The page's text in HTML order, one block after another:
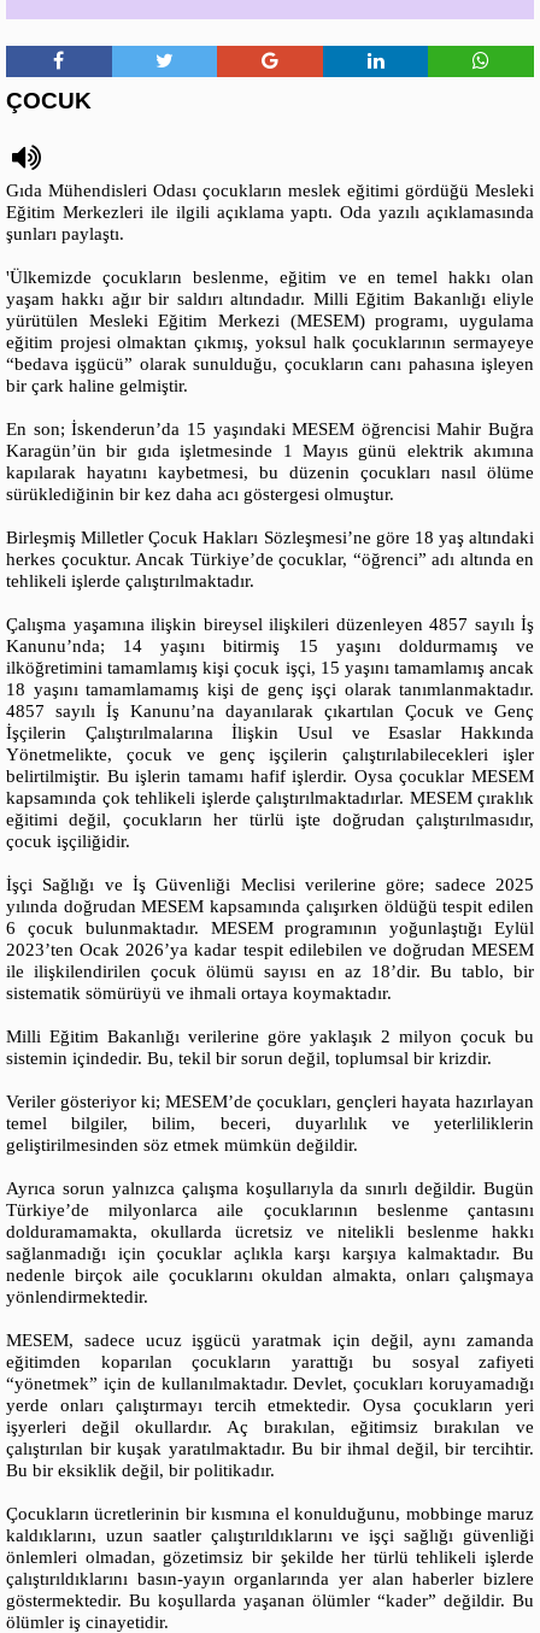
ÇOCUK
Gıda Mühendisleri Odası çocukların meslek eğitimi gördüğü Mesleki
Eğitim Merkezleri ile ilgili açıklama yaptı. Oda yazılı açıklamasında
şunları paylaştı.
'Ülkemizde çocukların beslenme, eğitim ve en temel hakkı olan
yaşam hakkı ağır bir saldırı altındadır. Milli Eğitim Bakanlığı eliyle
yürütülen Mesleki Eğitim Merkezi (MESEM) programı, uygulama
eğitim projesi olmaktan çıkmış, yoksul halk çocuklarının sermayeye
“bedava işgücü” olarak sunulduğu, çocukların canı pahasına işleyen
bir çark haline gelmiştir.
En son; İskenderun’da 15 yaşındaki MESEM öğrencisi Mahir Buğra
Karagün’ün bir gıda işletmesinde 1 Mayıs günü elektrik akımına
kapılarak hayatını kaybetmesi, bu düzenin çocukları nasıl ölüme
sürüklediğinin bir kez daha acı göstergesi olmuştur.
Birleşmiş Milletler Çocuk Hakları Sözleşmesi’ne göre 18 yaş altındaki
herkes çocuktur. Ancak Türkiye’de çocuklar, “öğrenci” adı altında en
tehlikeli işlerde çalıştırılmaktadır.
Çalışma yaşamına ilişkin bireysel ilişkileri düzenleyen 4857 sayılı İş
Kanunu’nda; 14 yaşını bitirmiş 15 yaşını doldurmamış ve
ilköğretimini tamamlamış kişi çocuk işçi, 15 yaşını tamamlamış ancak
18 yaşını tamamlamamış kişi de genç işçi olarak tanımlanmaktadır.
4857 sayılı İş Kanunu’na dayanılarak çıkartılan Çocuk ve Genç
İşçilerin Çalıştırılmalarına İlişkin Usul ve Esaslar Hakkında
Yönetmelikte, çocuk ve genç işçilerin çalıştırılabilecekleri işler
belirtilmiştir. Bu işlerin tamamı hafif işlerdir. Oysa çocuklar MESEM
kapsamında çok tehlikeli işlerde çalıştırılmaktadırlar. MESEM çıraklık
eğitimi değil, çocukların her türlü işte doğrudan çalıştırılmasıdır,
çocuk işçiliğidir.
İşçi Sağlığı ve İş Güvenliği Meclisi verilerine göre; sadece 2025
yılında doğrudan MESEM kapsamında çalışırken öldüğü tespit edilen
6 çocuk bulunmaktadır. MESEM programının yoğunlaştığı Eylül
2023’ten Ocak 2026’ya kadar tespit edilebilen ve doğrudan MESEM
ile ilişkilendirilen çocuk ölümü sayısı en az 18’dir. Bu tablo, bir
sistematik sömürüyü ve ihmali ortaya koymaktadır.
Milli Eğitim Bakanlığı verilerine göre yaklaşık 2 milyon çocuk bu
sistemin içindedir. Bu, tekil bir sorun değil, toplumsal bir krizdir.
Veriler gösteriyor ki; MESEM’de çocukları, gençleri hayata hazırlayan
temel bilgiler, bilim, beceri, duyarlılık ve yeterliliklerin
geliştirilmesinden söz etmek mümkün değildir.
Ayrıca sorun yalnızca çalışma koşullarıyla da sınırlı değildir. Bugün
Türkiye’de milyonlarca aile çocuklarının beslenme çantasını
dolduramamakta, okullarda ücretsiz ve nitelikli beslenme hakkı
sağlanmadığı için çocuklar açlıkla karşı karşıya kalmaktadır. Bu
nedenle birçok aile çocuklarını okuldan almakta, onları çalışmaya
yönlendirmektedir.
MESEM, sadece ucuz işgücü yaratmak için değil, aynı zamanda
eğitimden koparılan çocukların yarattığı bu sosyal zafiyeti
“yönetmek” için de kullanılmaktadır. Devlet, çocukları koruyamadığı
yerde onları çalıştırmayı tercih etmektedir. Oysa çocukların yeri
işyerleri değil okullardır. Aç bırakılan, eğitimsiz bırakılan ve
çalıştırılan bir kuşak yaratılmaktadır. Bu bir ihmal değil, bir tercihtir.
Bu bir eksiklik değil, bir politikadır.
Çocukların ücretlerinin bir kısmına el konulduğunu, mobbinge maruz
kaldıklarını, uzun saatler çalıştırıldıklarını ve işçi sağlığı güvenliği
önlemleri olmadan, gözetimsiz bir şekilde her türlü tehlikeli işlerde
çalıştırıldıklarını basın-yayın organlarında yer alan haberler bizlere
göstermektedir. Bu koşullarda yaşanan ölümler “kader” değildir. Bu
ölümler iş cinayetidir.